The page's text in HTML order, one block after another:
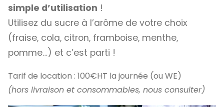
simple d’utilisation !
Utilisez du sucre à l’arôme de votre choix
(fraise, cola, citron, framboise, menthe,
pomme…) et c’est parti !
Tarif de location : 100€HT la journée (ou WE)
(hors livraison et consommables, nous consulter)